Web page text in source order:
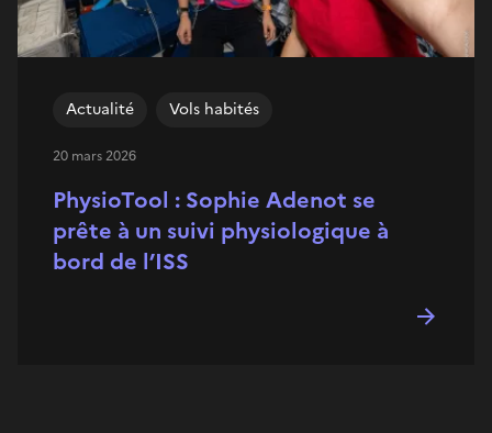
PhysioTool : Sophie Adenot se
prête à un suivi physiologique à
bord de l’ISS
Actualité Vols habités
20 mars 2026